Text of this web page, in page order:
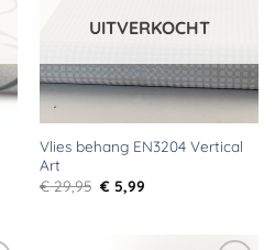
UITVERKOCHT
Vlies behang EN3204 Vertical
Art
€29,95 Oorspronkelijke
prijs
€ 5,99Huidige